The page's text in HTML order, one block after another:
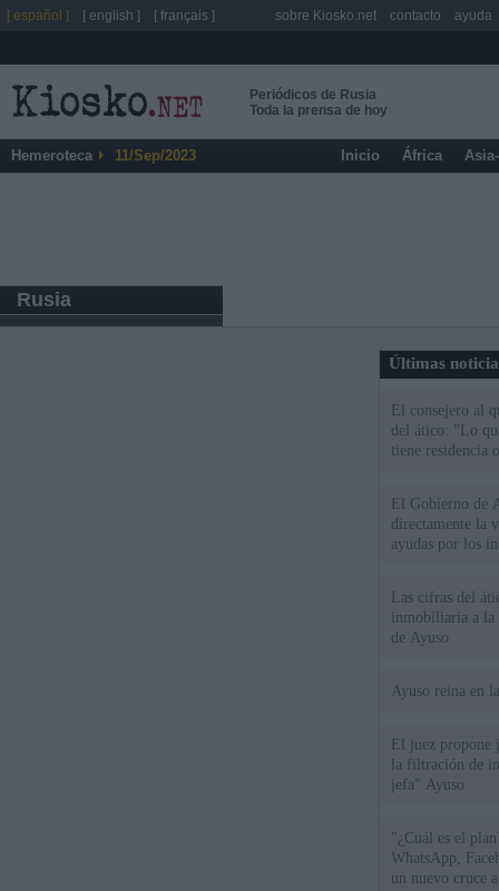
Periódicos de Rusia
Toda la prensa de hoy
Hemeroteca 11/Sep/2023 Inicio África
Rusia
Últimas
El consejero al
del ático: "Lo
tiene residencia
El Gobierno de
directamente la
ayudas por los
Las cifras del
inmobiliaria a la
de Ayuso
Ayuso reina en
El juez propone
la filtración de
jefa" Ayuso
"¿Cuál es el
WhatsApp,
un nuevo cruce
[ español ] [ english ] [ français ] sobre Kiosko.net contacto ayuda